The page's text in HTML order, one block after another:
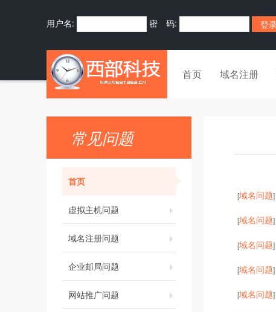
用户名: 密 码:
首页 域名注册
常见问题
首页
虚拟主机问题
域名注册问题
企业邮局问题
网站推广问题
[域名问题]
[域名问题]
[域名问题]
[域名问题]
[域名问题]